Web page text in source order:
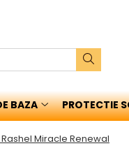
BAZA PROTECTIE
Rashel Miracle Renewal